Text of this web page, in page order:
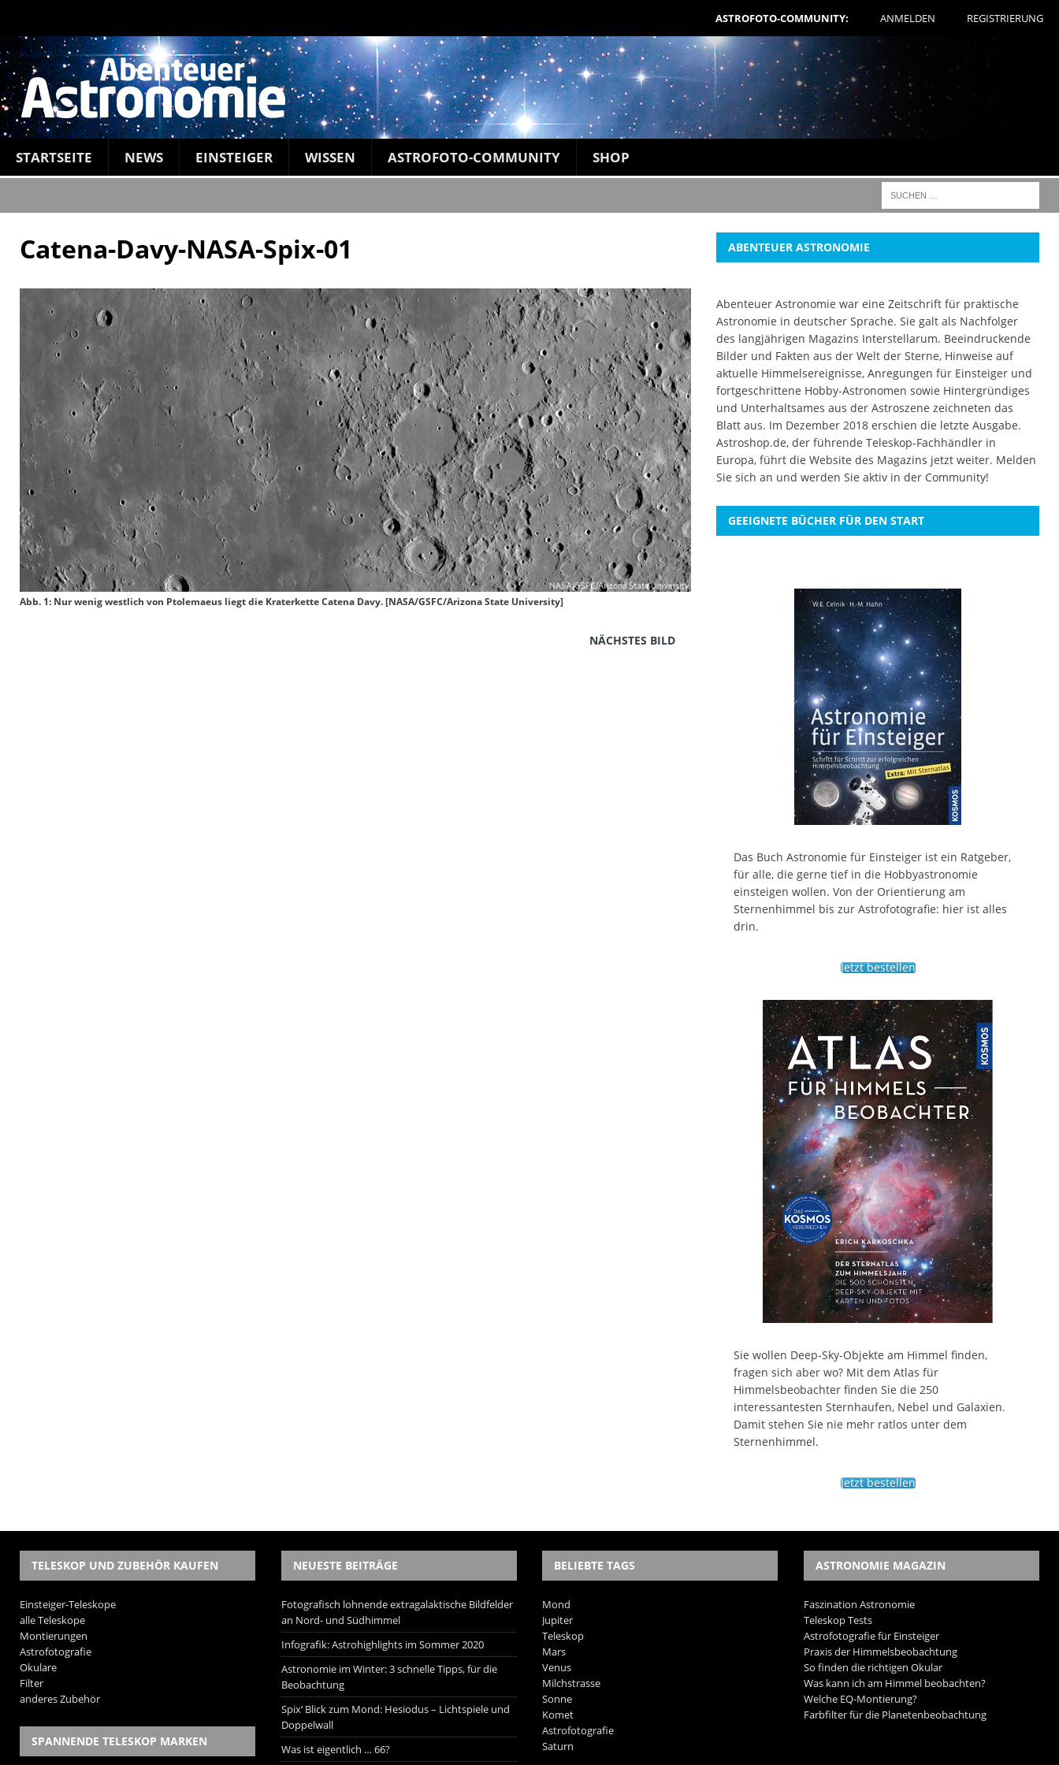
ASTROFOTO-COMMUNITY: ANMELDEN REGISTRIERUNG
STARTSEITE NEWS EINSTEIGER WISSEN ASTROFOTO-COMMUNITY SHOP
Catena-Davy-NASA-Spix-01
Abb. 1: Nur wenig westlich von Ptolemaeus liegt die Kraterkette Catena Davy. [NASA/GSFC/Arizona State University]
NÄCHSTES BILD
ABENTEUER ASTRONOMIE
Abenteuer Astronomie war eine Zeitschrift für praktische
Astronomie in deutscher Sprache. Sie galt als Nachfolger
des langjährigen Magazins Interstellarum. Beeindruckende
Bilder und Fakten aus der Welt der Sterne, Hinweise auf
aktuelle Himmelsereignisse, Anregungen für Einsteiger und
fortgeschrittene Hobby-Astronomen sowie Hintergründiges
und Unterhaltsames aus der Astroszene zeichneten das
Blatt aus. Im Dezember 2018 erschien die letzte Ausgabe.
Astroshop.de, der führende Teleskop-Fachhändler in
Europa, führt die Website des Magazins jetzt weiter. Melden
Sie sich an und werden Sie aktiv in der Community!
GEEIGNETE BÜCHER FÜR DEN START
Das Buch Astronomie für Einsteiger ist ein Ratgeber,
für alle, die gerne tief in die Hobbyastronomie
einsteigen wollen. Von der Orientierung am
Sternenhimmel bis zur Astrofotografie: hier ist alles
drin.
Jetzt bestellen
Sie wollen Deep-Sky-Objekte am Himmel finden,
fragen sich aber wo? Mit dem Atlas für
Himmelsbeobachter finden Sie die 250
interessantesten Sternhaufen, Nebel und Galaxien.
Damit stehen Sie nie mehr ratlos unter dem
Sternenhimmel.
Jetzt bestellen
TELESKOP UND ZUBEHÖR KAUFEN
Einsteiger-Teleskope
alle Teleskope
Montierungen
Astrofotografie
Okulare
Filter
anderes Zubehör
SPANNENDE TELESKOP MARKEN
NEUESTE BEITRÄGE
Fotografisch lohnende extragalaktische Bildfelder
an Nord- und Südhimmel
Infografik: Astrohighlights im Sommer 2020
Astronomie im Winter: 3 schnelle Tipps, für die
Beobachtung
Spix‘ Blick zum Mond: Hesiodus – Lichtspiele und
Doppelwall
Was ist eigentlich … 66?
BELIEBTE TAGS
Mond
Jupiter
Teleskop
Mars
Venus
Milchstrasse
Sonne
Komet
Astrofotografie
Saturn
ASTRONOMIE MAGAZIN
Faszination Astronomie
Teleskop Tests
Astrofotografie für Einsteiger
Praxis der Himmelsbeobachtung
So finden die richtigen Okular
Was kann ich am Himmel beobachten?
Welche EQ-Montierung?
Farbfilter für die Planetenbeobachtung